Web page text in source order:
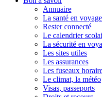
Annuaire
La santé en voyage
Rester connecté
Le calendrier
La sécurité en
Les sites utiles
Les assurances
Les fuseaux
Le climat, la météo
Visas, passeports